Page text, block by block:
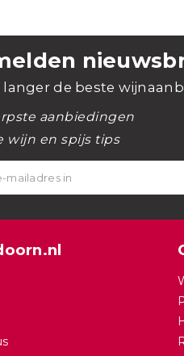
langer de beste
aanbiedingen
wijn en spijs tips